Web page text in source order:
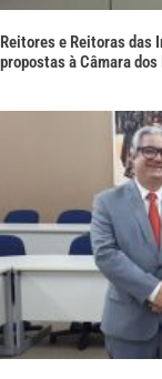
Reitores e Reitoras das
propostas à Câmara